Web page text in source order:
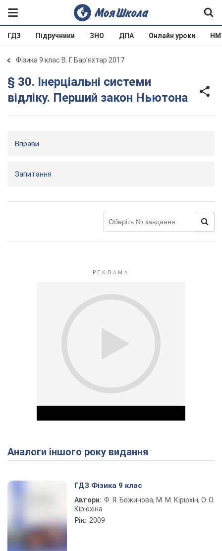
ГДЗ Підручники ЗНО ДПА Онлайн уроки
Фізика 9 клас В. Г. Бар’яхтар 2017
§ 30. Інерціальні системи
відліку. Перший закон Ньютона
Вправи
Запитання
Play Video
Аналоги іншого року видання
ГДЗ Фізика 9 клас
Автори: Ф. Я. Божинова, М. М. Кірюхін, О. О.
Кірюхіна
Рік: 2009